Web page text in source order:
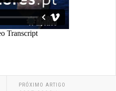
PRÓXIMO ARTIGO